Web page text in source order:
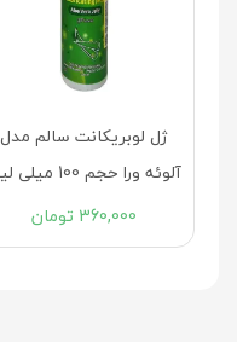
ژل لوبریکانت سالم مدل
آلوئه ورا حجم 100 میلی لیتر
360,000 تومان